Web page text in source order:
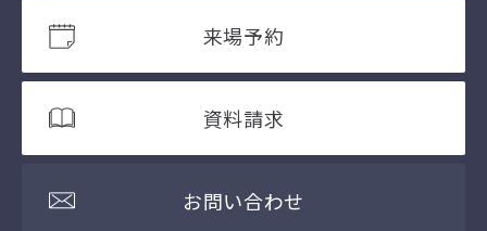
来場予約
資料請求
お問い合わせ